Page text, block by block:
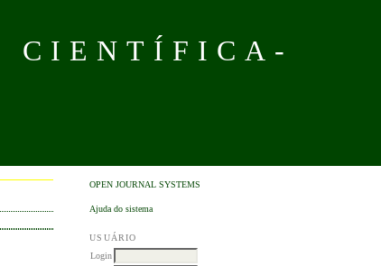
CIENTÍFICA-
OPEN JOURNAL SYSTEMS
Ajuda do sistema
USUÁRIO
Login